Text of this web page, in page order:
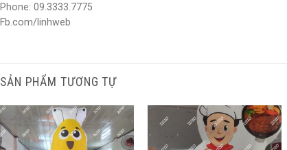
Phone: 09.3333.7775
Fb.com/linhweb
SẢN PHẨM TƯƠNG TỰ